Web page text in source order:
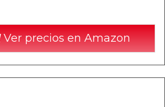
Ver precios en Amazon